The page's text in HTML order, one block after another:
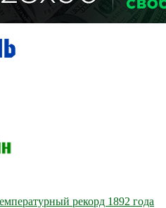
рекорд 1892 года